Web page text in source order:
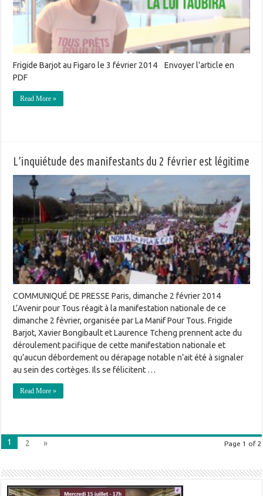
Frigide Barjot au Figaro le 3 février 2014 Envoyer l'article en
PDF
Read More »
L’inquiétude des manifestants du 2 février est légitime
COMMUNIQUÉ DE PRESSE Paris, dimanche 2 février 2014
L’Avenir pour Tous réagit à la manifestation nationale de ce
dimanche 2 février, organisée par La Manif Pour Tous. Frigide
Barjot, Xavier Bongibault et Laurence Tcheng prennent acte du
déroulement pacifique de cette manifestation nationale et
qu’aucun débordement ou dérapage notable n’ait été à signaler
au sein des cortèges. Ils se félicitent …
Read More »
Page 1 of 2
1 2 »